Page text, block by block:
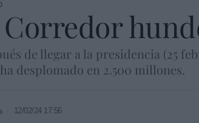
de llegar a la presidencia (25
desplomado en 2.500 millones.
12/02/24 17:56